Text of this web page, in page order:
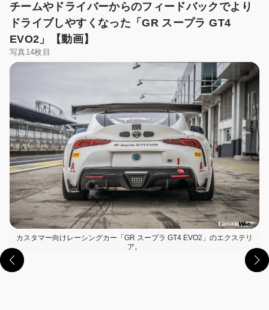
チームやドライバーからのフィードバックでより
ドライブしやすくなった「GR スープラ GT4
EVO2」【動画】
写真14枚目
カスタマー向けレーシングカー「GR スープラ GT4 EVO2」のエクステリ
ア。